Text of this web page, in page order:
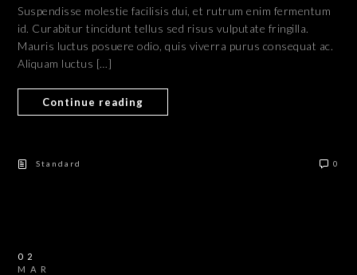
Suspendisse molestie facilisis dui, et rutrum enim fermentum
id. Curabitur tincidunt tellus sed risus vulputate fringilla.
Mauris luctus posuere odio, quis viverra purus consequat ac.
Aliquam luctus […]
Continue reading
Standard 0
02
MAR